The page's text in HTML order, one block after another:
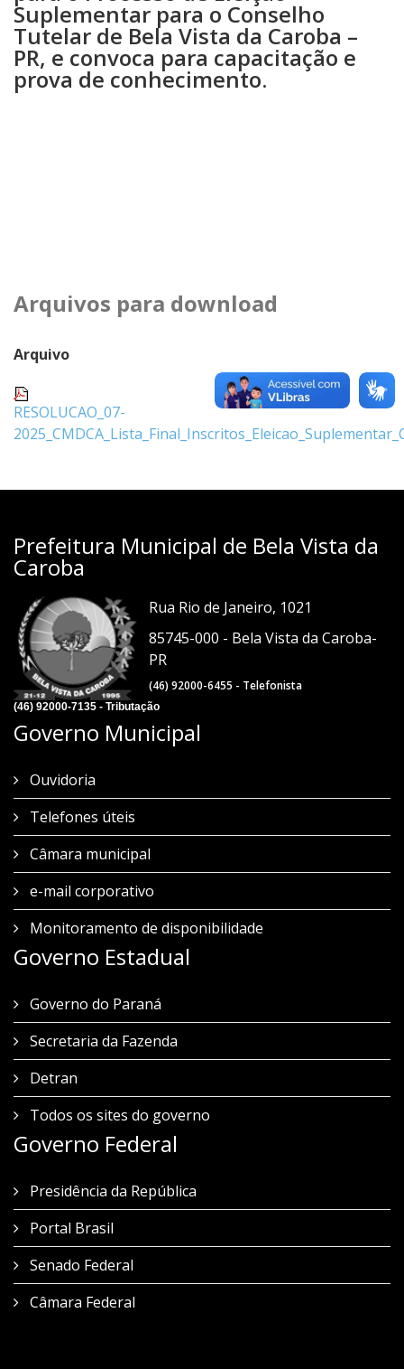
Suplementar para o Conselho
Tutelar de Bela Vista da Caroba –
PR, e convoca para capacitação e
prova de conhecimento.
Arquivos para download
Arquivo
RESOLUCAO_07-
Prefeitura Municipal de Bela Vista da
Caroba
Rua Rio de Janeiro, 1021
85745-000 - Bela Vista da Caroba-
PR
(46) 92000-6455 - Telefonista
(46) 92000-7135 - Tributação
Governo Municipal
Ouvidoria
Telefones úteis
Câmara municipal
e-mail corporativo
Monitoramento de disponibilidade
Governo Estadual
Governo do Paraná
Secretaria da Fazenda
Detran
Todos os sites do governo
Governo Federal
Presidência da República
Portal Brasil
Senado Federal
Câmara Federal